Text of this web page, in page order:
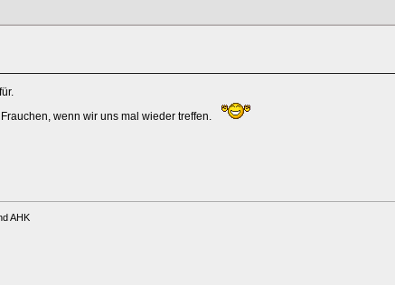
wenn wir uns mal wieder treffen.
AHK